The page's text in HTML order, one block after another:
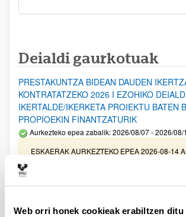
Web orri honek cookieak erabiltzen ditu
Deialdi gaurkotuak
PRESTAKUNTZA BIDEAN DAUDEN
KONTRATATZEKO 2026 I EZOHIKO
IKERTALDE/IKERKETA PROIEKTU BATEN
PROPIOEKIN FINANTZATURIK
Aurkezteko epea zabalik: 2026/08/07 - 2026/08/
ESKAERAK AURKEZTEKO EPEA 2026-08-14
UPV/EHUn Azpiegitura Zientifikoa eta Funts